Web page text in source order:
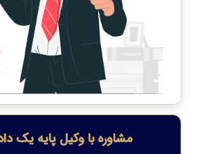
مشاوره با وکیل پایه یک